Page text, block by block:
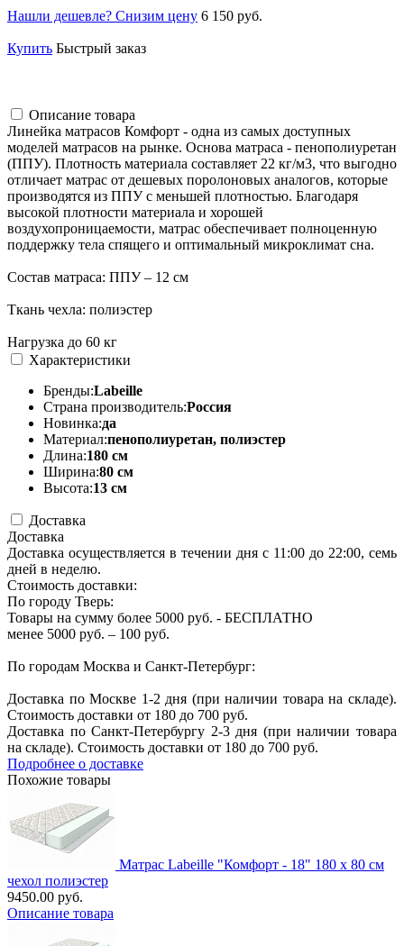
Нашли дешевле? Снизим цену 6 150 руб.
Купить Быстрый заказ
Описание товара
Линейка матрасов Комфорт - одна из самых доступных
моделей матрасов на рынке. Основа матраса - пенополиуретан
(ППУ). Плотность материала составляет 22 кг/м3, что выгодно
отличает матрас от дешевых поролоновых аналогов, которые
производятся из ППУ с меньшей плотностью. Благодаря
высокой плотности материала и хорошей
воздухопроницаемости, матрас обеспечивает полноценную
поддержку тела спящего и оптимальный микроклимат сна.
Состав матраса: ППУ – 12 см
Ткань чехла: полиэстер
Нагрузка до 60 кг
Характеристики
Бренды:Labeille
Страна производитель:Россия
Новинка:да
Материал:пенополиуретан, полиэстер
Длина:180 см
Ширина:80 см
Высота:13 см
Доставка
Доставка
Доставка осуществляется в течении дня с 11:00 до 22:00, семь
дней в неделю.
Стоимость доставки:
По городу Тверь:
Товары на сумму более 5000 руб. - БЕСПЛАТНО
менее 5000 руб. – 100 руб.
По городам Москва и Санкт-Петербург:
Доставка по Москве 1-2 дня (при наличии товара на складе).
Стоимость доставки от 180 до 700 руб.
Доставка по Санкт-Петербургу 2-3 дня (при наличии товара
на складе). Стоимость доставки от 180 до 700 руб.
Подробнее о доставке
Похожие товары
Матрас Labeille "Комфорт - 18" 180 х 80 см
чехол полиэстер
9450.00 руб.
Описание товара